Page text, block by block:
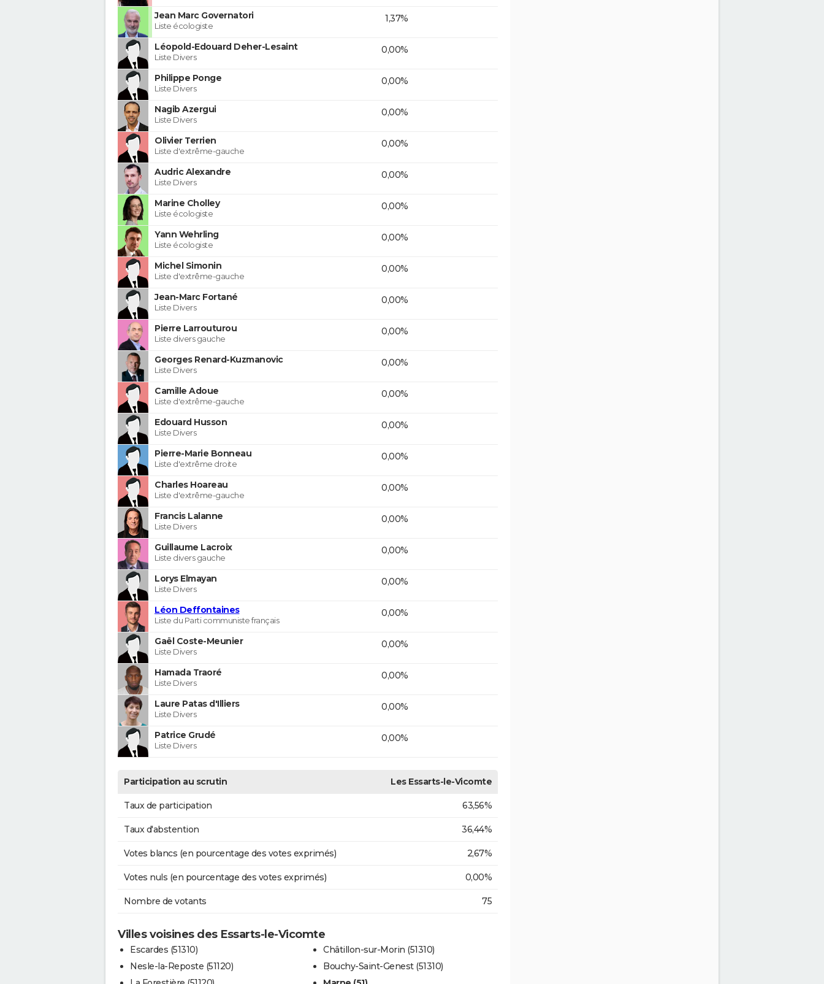
Jean Marc Governatori
Liste écologiste
1,37%
Léopold-Edouard Deher-Lesaint
Liste Divers
0,00%
Philippe Ponge
Liste Divers
0,00%
Nagib Azergui
Liste Divers
0,00%
Olivier Terrien
Liste d'extrême-gauche
0,00%
Audric Alexandre
Liste Divers
0,00%
Marine Cholley
Liste écologiste
0,00%
Yann Wehrling
Liste écologiste
0,00%
Michel Simonin
Liste d'extrême-gauche
0,00%
Jean-Marc Fortané
Liste Divers
0,00%
Pierre Larrouturou
Liste divers gauche
0,00%
Georges Renard-Kuzmanovic
Liste Divers
0,00%
Camille Adoue
Liste d'extrême-gauche
0,00%
Edouard Husson
Liste Divers
0,00%
Pierre-Marie Bonneau
Liste d'extrême droite
0,00%
Charles Hoareau
Liste d'extrême-gauche
0,00%
Francis Lalanne
Liste Divers
0,00%
Guillaume Lacroix
Liste divers gauche
0,00%
Lorys Elmayan
Liste Divers
0,00%
Léon Deffontaines
Liste du Parti communiste français
0,00%
Gaël Coste-Meunier
Liste Divers
0,00%
Hamada Traoré
Liste Divers
0,00%
Laure Patas d'Illiers
Liste Divers
0,00%
Patrice Grudé
Liste Divers
0,00%
Participation au scrutin Les Essarts-le-Vicomte
Taux de participation 63,56%
Taux d'abstention 36,44%
Votes blancs (en pourcentage des votes exprimés) 2,67%
Votes nuls (en pourcentage des votes exprimés) 0,00%
Nombre de votants 75
Villes voisines des Essarts-le-Vicomte
Escardes (51310)
Nesle-la-Reposte (51120)
Châtillon-sur-Morin (51310)
Bouchy-Saint-Genest (51310)